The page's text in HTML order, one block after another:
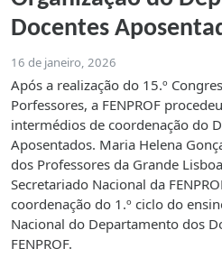
Docentes
16 de janeiro, 2026
Após a realização do 15.º
Porfessores, a FENPROF
intermédios de coordenação do
Aposentados. Maria Helena
dos Professores da Grande
Secretariado Nacional da
coordenação do 1.º ciclo do
Nacional do Departamento dos
FENPROF.